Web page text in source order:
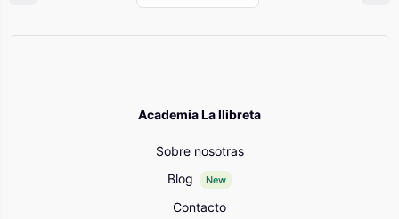
Academia La llibreta
Sobre nosotras
Blog
New
Contacto